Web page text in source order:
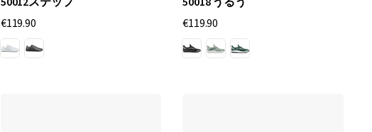
€119.90
€119.90